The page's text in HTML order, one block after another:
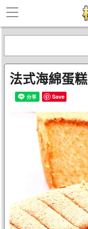
法式海綿蛋糕
Save